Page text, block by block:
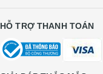
HỖ TRỢ THANH TOÁN